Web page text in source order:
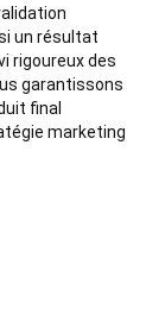
un résultat
rigoureux des
garantissons
final
marketing